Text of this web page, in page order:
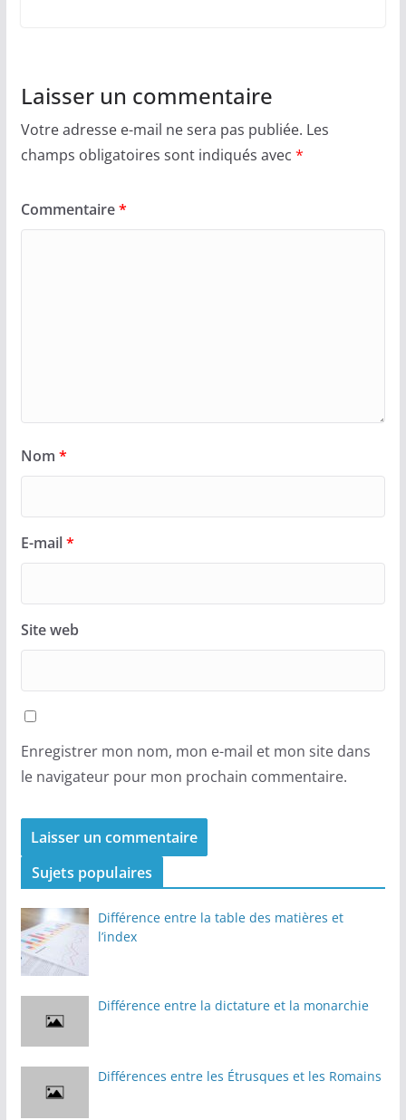
Laisser un commentaire
Votre adresse e-mail ne sera pas publiée. Les
champs obligatoires sont indiqués avec *
Commentaire*
Nom *
E-mail*
Site web
Enregistrer mon nom, mon e-mail et mon site dans
le navigateur pour mon prochain commentaire.
Sujets populaires
Différence entre la table des matières et
l’index
Différence entre la dictature et la monarchie
Différences entre les Étrusques et les Romains